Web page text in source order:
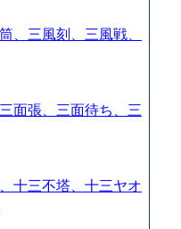
、三風刻、三風戦、
面張、三面待ち、三
十三不塔、十三ヤオ